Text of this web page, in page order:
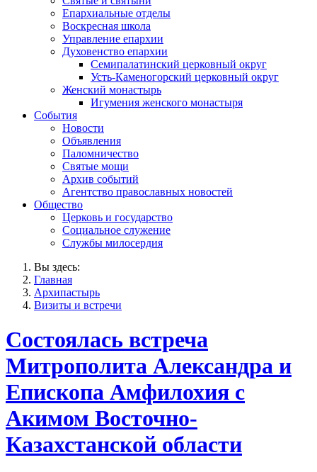
Епархиальные отделы
Воскресная школа
Управление епархии
Духовенство епархии
Семипалатинский церковный округ
Усть-Каменогорский церковный округ
Женский монастырь
Игумения женского монастыря
События
Новости
Объявления
Паломничество
Святые мощи
Архив событий
Агентство православных новостей
Общество
Церковь и государство
Социальное служение
Службы милосердия
Вы здесь:
Главная
Архипастырь
Визиты и встречи
Состоялась встреча
Митрополита Александра и
Епископа Амфилохия с
Акимом Восточно-
Казахстанской области